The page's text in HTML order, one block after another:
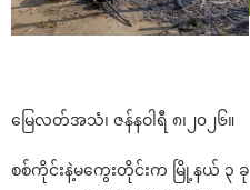
မြေလတ်အသံ၊ ဇန်နဝါရီ ၈၊၂၀၂၆။
စစ်ကိုင်းနဲ့မကွေးတိုင်းက မြို့နယ် ၃ ခု